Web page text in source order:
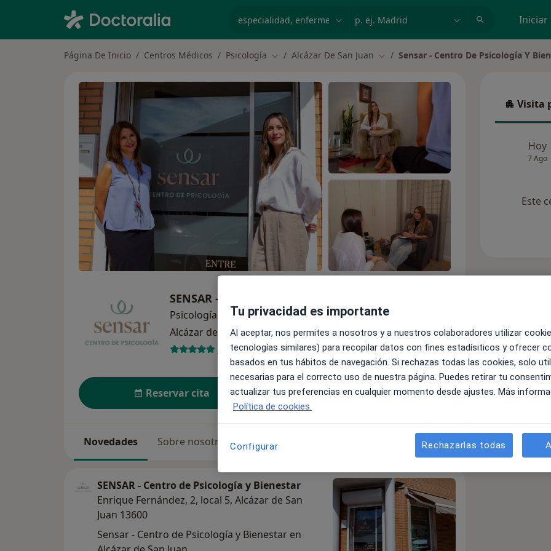
Iniciar
Página De Inicio Centros Médicos Psicología Cambiar de ciudad
Alcázar De San Juan Cambiar de ciudad
Sensar - Centro De Psicología Y
SENSAR - Centro de Psicología y Bienestar
Psicología
ver más
Alcázar de San Juan1 dirección
246 opiniones
Reservar cita Enviar mensaje
Novedades Sobre nosotros Servicios Especialistas & aseguradoras Consultas
SENSAR - Centro de Psicología y Bienestar
Enrique Fernández, 2, local 5, Alcázar de San
Juan 13600
Sensar - Centro de Psicología y Bienestar en
Visita
Visita
Hoy
7 Ago
Este
Tu privacidad es importante
Al aceptar, nos permites a nosotros y a nuestros colaboradores utilizar
tecnologías similares) para recopilar datos con fines estadísiticos y ofrecer
basados en tus hábitos de navegación. Si rechazas todas las cookies, solo
necesarias para el correcto uso de nuestra página. Puedes retirar tu
actualizar tus preferencias en cualquier momento desde ajustes. Más
Política de cookies.
Configurar Rechazarlas todas